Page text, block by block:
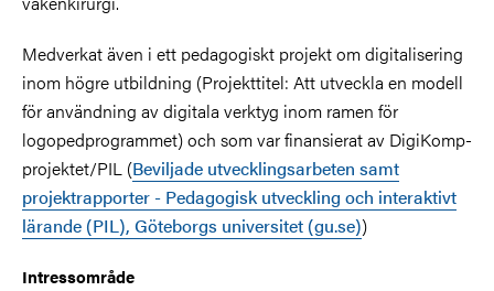
Medverkat även i ett pedagogiskt projekt om digitalisering
inom högre utbildning (Projekttitel: Att utveckla en modell
för användning av digitala verktyg inom ramen för
logopedprogrammet) och som var finansierat av DigiKomp-
projektet/PIL (Beviljade utvecklingsarbeten samt
projektrapporter - Pedagogisk utveckling och interaktivt
lärande (PIL), Göteborgs universitet (gu.se))
Intressområde